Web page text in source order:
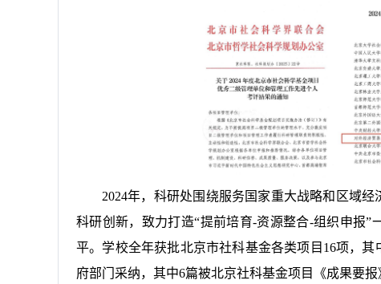
2024年，科研处围绕服务国家重大战略和区域
科研创新，致力打造“提前培育-资源整合-组织申报
平。学校全年获批北京市社科基金各类项目16项，
府部门采纳，其中6篇被北京社科基金项目《成果要报